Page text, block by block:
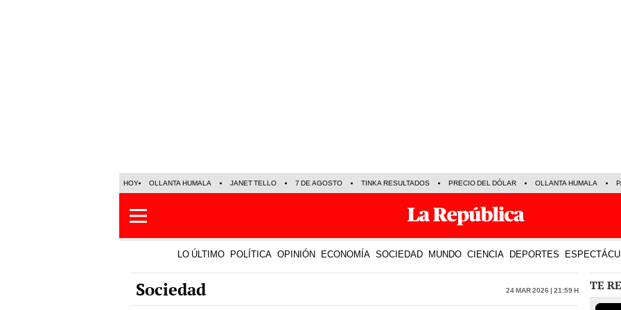
HOY OLLANTA HUMALA JANET TELLO 7 DE AGOSTO TINKA RESULTADOS PRECIO DEL DÓLAR OLLANTA HUMALA
LO ÚLTIMO POLÍTICA OPINIÓN ECONOMÍA SOCIEDAD MUNDO CIENCIA DEPORTES
Sociedad 24 Mar 2026 | 21:59 h TE